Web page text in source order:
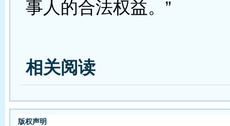
事人的合法权益。”
相关阅读
版权声明